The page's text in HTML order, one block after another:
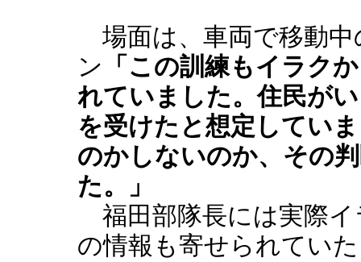
場面は、車両で移動中
ン 「この訓練もイラク
れていました。住民が
を受けたと想定してい
のかしないのか、その
た。」
福田部隊長には実際イ
の情報も寄せられてい